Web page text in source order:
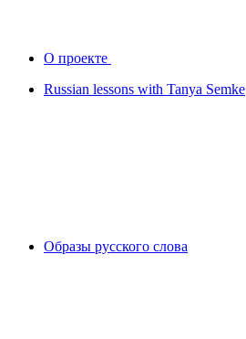
О проекте
Russian lessons with Tanya Semke
Образы русского слова